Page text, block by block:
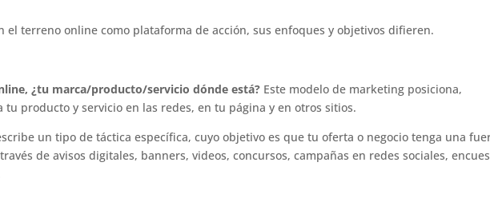
el terreno online como plataforma de acción, sus enfoques y objetivos difieren.
¿tu marca/producto/servicio dónde está? Este modelo de marketing posiciona,
producto y servicio en las redes, en tu página y en otros sitios.
un tipo de táctica específica, cuyo objetivo es que tu oferta o negocio tenga una
de avisos digitales, banners, videos, concursos, campañas en redes sociales,